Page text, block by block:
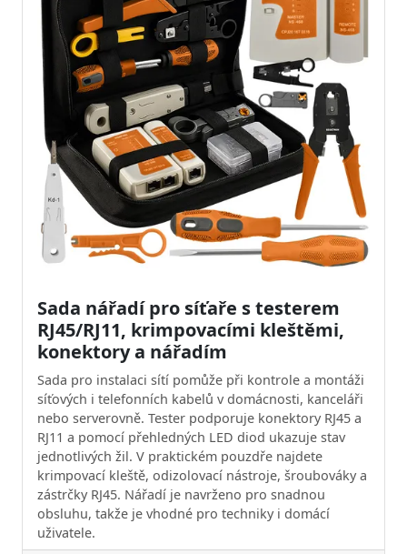
Sada nářadí pro síťaře s testerem
RJ45/RJ11, krimpovacími kleštěmi,
konektory a nářadím
Sada pro instalaci sítí pomůže při kontrole a montáži
síťových i telefonních kabelů v domácnosti, kanceláři
nebo serverovně. Tester podporuje konektory RJ45 a
RJ11 a pomocí přehledných LED diod ukazuje stav
jednotlivých žil. V praktickém pouzdře najdete
krimpovací kleště, odizolovací nástroje, šroubováky a
zástrčky RJ45. Nářadí je navrženo pro snadnou
obsluhu, takže je vhodné pro techniky i domácí
uživatele.